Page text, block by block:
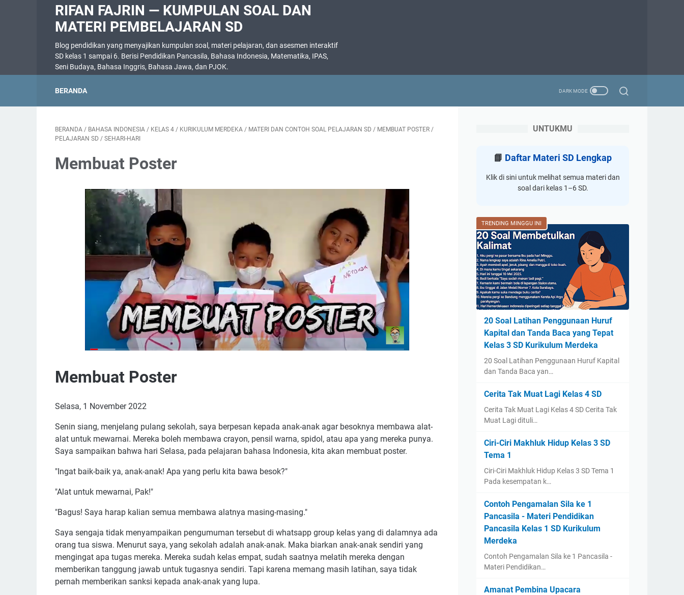
RIFAN FAJRIN — KUMPULAN SOAL DAN
MATERI PEMBELAJARAN SD
Blog pendidikan yang menyajikan kumpulan soal, materi pelajaran, dan asesmen interaktif
SD kelas 1 sampai 6. Berisi Pendidikan Pancasila, Bahasa Indonesia, Matematika, IPAS,
Seni Budaya, Bahasa Inggris, Bahasa Jawa, dan PJOK.
BERANDA
BERANDA / BAHASA INDONESIA / KELAS 4 / KURIKULUM MERDEKA / MATERI DAN CONTOH SOAL PELAJARAN SD / MEMBUAT POSTER /
PELAJARAN SD / SEHARI-HARI
Membuat Poster
Membuat Poster
Selasa, 1 November 2022
Senin siang, menjelang pulang sekolah, saya berpesan kepada anak-anak agar besoknya membawa alat-
alat untuk mewarnai. Mereka boleh membawa crayon, pensil warna, spidol, atau apa yang mereka punya.
Saya sampaikan bahwa hari Selasa, pada pelajaran bahasa Indonesia, kita akan membuat poster.
"Ingat baik-baik ya, anak-anak! Apa yang perlu kita bawa besok?"
"Alat untuk mewarnai, Pak!"
"Bagus! Saya harap kalian semua membawa alatnya masing-masing."
Saya sengaja tidak menyampaikan pengumuman tersebut di whatsapp group kelas yang di dalamnya ada
orang tua siswa. Menurut saya, yang sekolah adalah anak-anak. Maka biarkan anak-anak sendiri yang
mengingat apa tugas mereka. Mereka sudah kelas empat, sudah saatnya melatih mereka dengan
memberikan tanggung jawab untuk tugasnya sendiri. Tapi karena memang masih latihan, saya tidak
pernah memberikan sanksi kepada anak-anak yang lupa.
UNTUKMU
📘 Daftar Materi SD Lengkap
Klik di sini untuk melihat semua materi dan
soal dari kelas 1–6 SD.
TRENDING MINGGU INI
20 Soal Latihan Penggunaan Huruf
Kapital dan Tanda Baca yang Tepat
Kelas 3 SD Kurikulum Merdeka
20 Soal Latihan Penggunaan Huruf Kapital
dan Tanda Baca yan…
Cerita Tak Muat Lagi Kelas 4 SD
Cerita Tak Muat Lagi Kelas 4 SD Cerita Tak
Muat Lagi dituli…
Ciri-Ciri Makhluk Hidup Kelas 3 SD
Tema 1
Ciri-Ciri Makhluk Hidup Kelas 3 SD Tema 1
Pada kesempatan k…
Contoh Pengamalan Sila ke 1
Pancasila - Materi Pendidikan
Pancasila Kelas 1 SD Kurikulum
Merdeka
Contoh Pengamalan Sila ke 1 Pancasila -
Materi Pendidikan…
Amanat Pembina Upacara